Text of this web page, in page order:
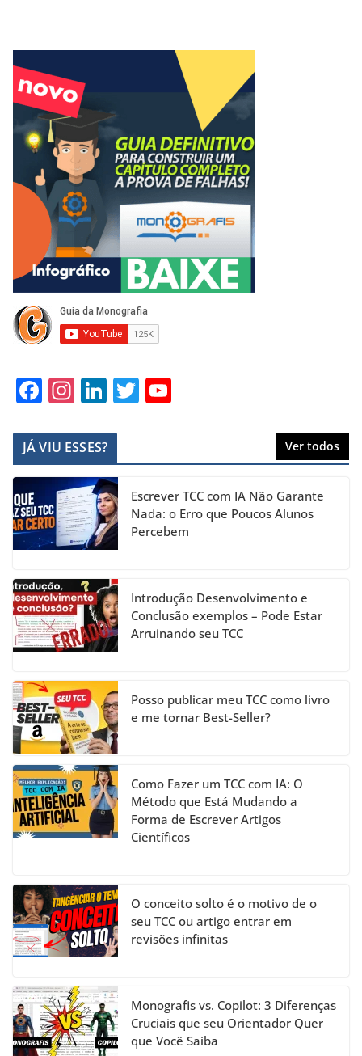
F
c
e
b
o
o
k
In
a
gr
a
m
Li
k
e
dI
n
T
er T
u
b
e
h
a
n
el
JÁ VIU ESSES? Ver todos
Escrever TCC com IA Não Garante
Nada: o Erro que Poucos Alunos
Percebem
Introdução Desenvolvimento e
Conclusão exemplos – Pode Estar
Arruinando seu TCC
Posso publicar meu TCC como livro
e me tornar Best-Seller?
Como Fazer um TCC com IA: O
Método que Está Mudando a
Forma de Escrever Artigos
Científicos
O conceito solto é o motivo de o
seu TCC ou artigo entrar em
revisões infinitas
Monografis vs. Copilot: 3 Diferenças
Cruciais que seu Orientador Quer
que Você Saiba